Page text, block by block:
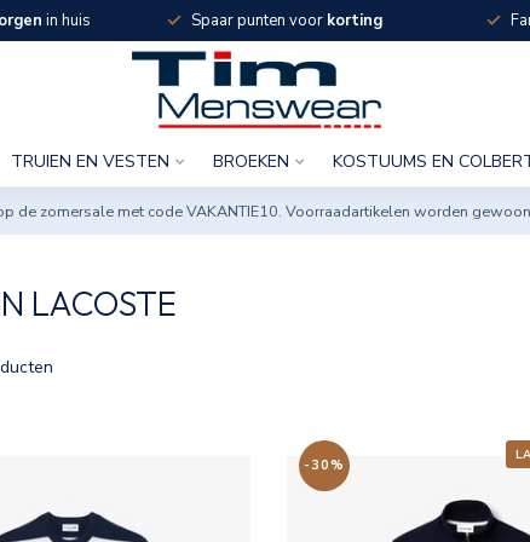
in huis Spaar punten voor korting
TRUIEN EN VESTEN BROEKEN KOSTUUMS EN
de zomersale met code VAKANTIE10. Voorraadartikelen worden
LACOSTE
-30%